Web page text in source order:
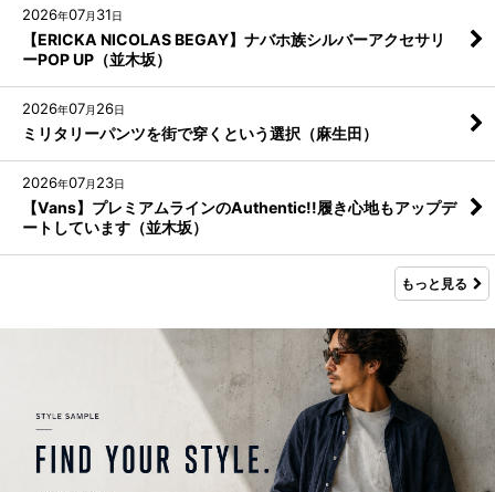
2026年07月 31 日
【ERICKA NICOLAS BEGAY】ナバホ族シルバーアクセサリ
ーPOP UP（並木坂）
2026年07月 26日
ミリタリーパンツを街で穿くという選択（麻生田）
2026年07月 23日
【Vans】プレミアムラインのAuthentic!!履き心地もアップデ
ートしています（並木坂）
もっと見る